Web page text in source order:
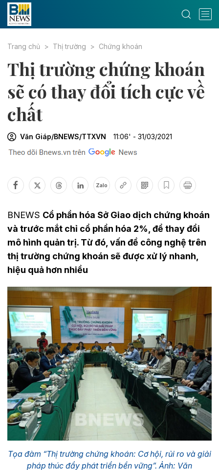
Trang chủ Thị trường Chứng khoán
Thị trường chứng khoán
sẽ có thay đổi tích cực về
chất
Văn Giáp/BNEWS/TTXVN 11:06' - 31/03/2021
Zalo
BNEWS Cổ phần hóa Sở Giao dịch chứng khoán
và trước mắt chỉ cổ phần hóa 2%, để thay đổi
mô hình quản trị. Từ đó, vấn đề công nghệ trên
thị trường chứng khoán sẽ được xử lý nhanh,
hiệu quả hơn nhiều
Tọa đàm “Thị trường chứng khoán: Cơ hội, rủi ro và giải
pháp thúc đẩy phát triển bền vững”. Ảnh: Văn